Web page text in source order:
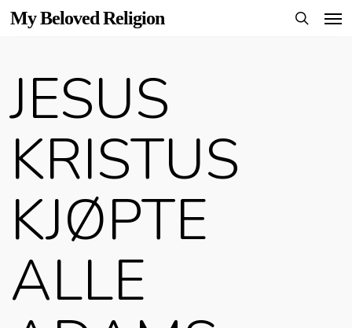
Skip
content
My Beloved Religion
JESUS
KRISTUS
KJØPTE
ALLE